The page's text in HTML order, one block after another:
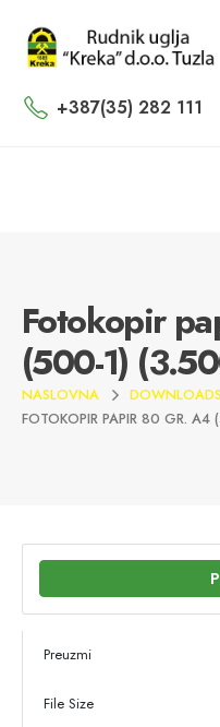
+387(35) 282 111
Fotokopir
(500-1)
NASLOVNA
DOWNLOADS
FOTOKOPIR PAPIR 80 GR.
Preuzmi
File Size